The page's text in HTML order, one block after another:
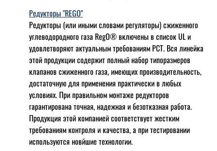
Редукторы "REGO"
Редукторы (или иными словами регуляторы) сжиженного
углеводородного газа RegO® включены в список UL и
удовлетворяют актуальным требованиям РСТ. Вся линейка
этой продукции содержит полный набор типоразмеров
клапанов сжиженного газа, имеющих производительность,
достаточную для применения практически в любых
условиях. При правильном монтаже редукторов
гарантирована точная, надежная и безотказная работа.
Продукция этой компанией соответствует жестким
требованиям контроля и качества, а при тестировании
используются новйшие технологии.